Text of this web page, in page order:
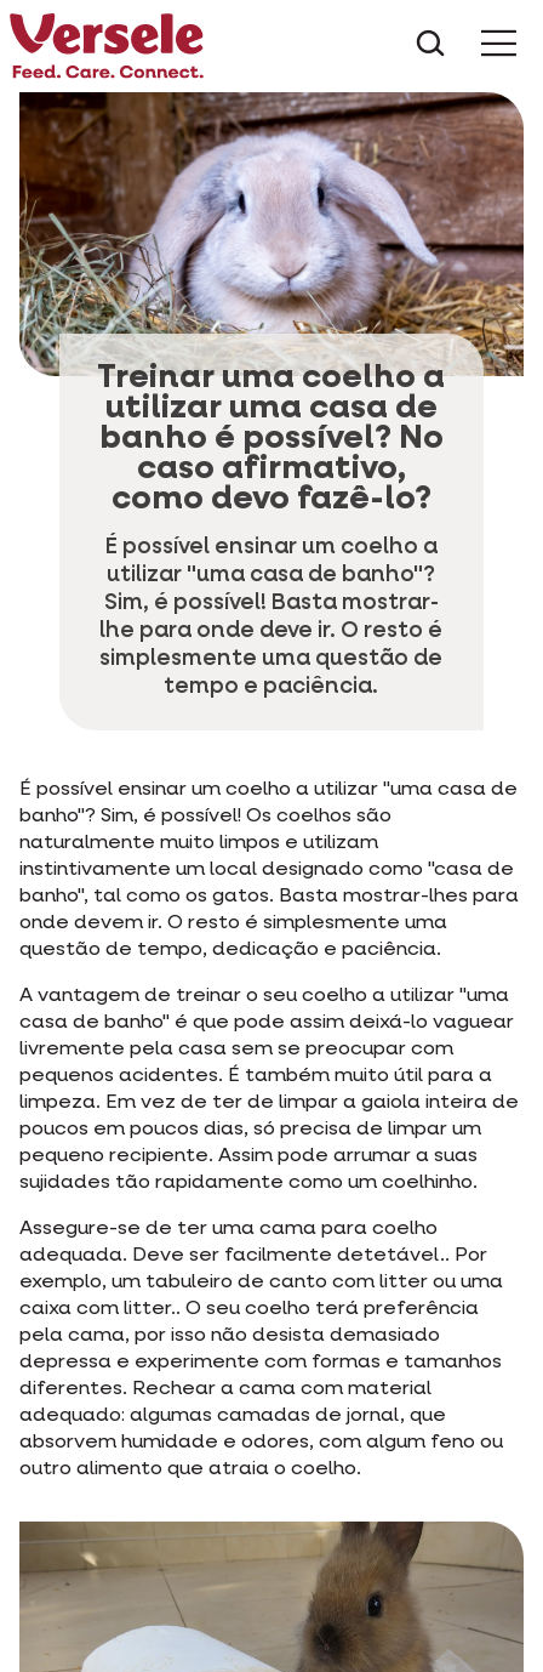
Treinar uma coelho a
utilizar uma casa de
banho é possível? No
caso afirmativo,
como devo fazê-lo?
É possível ensinar um coelho a
utilizar "uma casa de banho"?
Sim, é possível! Basta mostrar-
lhe para onde deve ir. O resto é
simplesmente uma questão de
tempo e paciência.
É possível ensinar um coelho a utilizar "uma casa de
banho"? Sim, é possível! Os coelhos são
naturalmente muito limpos e utilizam
instintivamente um local designado como "casa de
banho", tal como os gatos. Basta mostrar-lhes para
onde devem ir. O resto é simplesmente uma
questão de tempo, dedicação e paciência.
A vantagem de treinar o seu coelho a utilizar "uma
casa de banho" é que pode assim deixá-lo vaguear
livremente pela casa sem se preocupar com
pequenos acidentes. É também muito útil para a
limpeza. Em vez de ter de limpar a gaiola inteira de
poucos em poucos dias, só precisa de limpar um
pequeno recipiente. Assim pode arrumar a suas
sujidades tão rapidamente como um coelhinho.
Assegure-se de ter uma cama para coelho
adequada. Deve ser facilmente detetável.. Por
exemplo, um tabuleiro de canto com litter ou uma
caixa com litter.. O seu coelho terá preferência
pela cama, por isso não desista demasiado
depressa e experimente com formas e tamanhos
diferentes. Rechear a cama com material
adequado: algumas camadas de jornal, que
absorvem humidade e odores, com algum feno ou
outro alimento que atraia o coelho.